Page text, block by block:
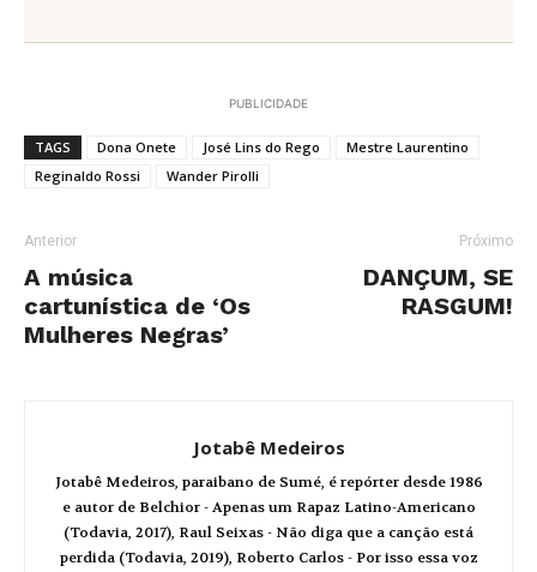
PUBLICIDADE
TAGS Dona Onete José Lins do Rego
Mestre Laurentino
Reginaldo Rossi
Wander Pirolli
Anterior
A música
cartunística de ‘Os
Mulheres Negras’
Próximo
DANÇUM, SE
RASGUM!
Jotabê Medeiros
Jotabê Medeiros, paraibano de Sumé, é repórter desde 1986
e autor de Belchior - Apenas um Rapaz Latino-Americano
(Todavia, 2017), Raul Seixas - Não diga que a canção está
perdida (Todavia, 2019), Roberto Carlos - Por isso essa voz